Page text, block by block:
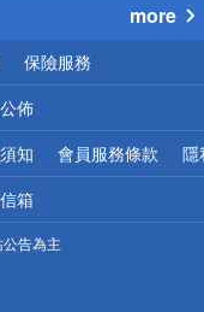
more
保險服務
佈
知 會員服務條款 隱
箱
告為主